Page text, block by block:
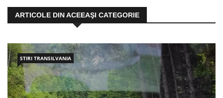
ARTICOLE DIN ACEEAŞI CATEGORIE
STIRI TRANSILVANIA